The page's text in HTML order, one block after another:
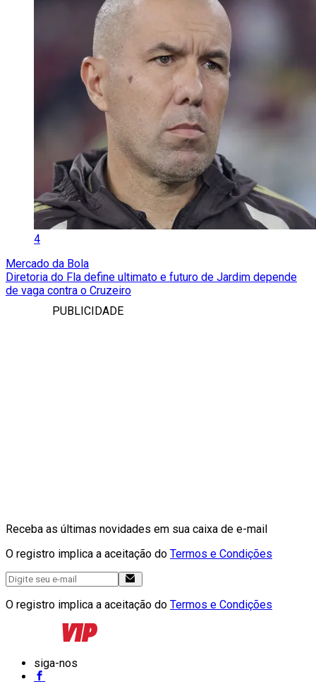
4
Mercado da Bola
Diretoria do Fla define ultimato e futuro de Jardim depende
de vaga contra o Cruzeiro
PUBLICIDADE
Receba as últimas novidades em sua caixa de e-mail
O registro implica a aceitação do Termos e Condições
O registro implica a aceitação do Termos e Condições
siga-nos